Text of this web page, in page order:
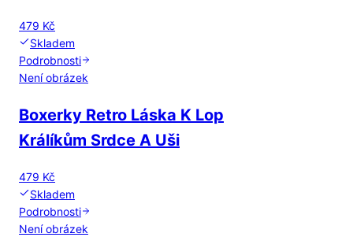
479 Kč
Skladem
Podrobnosti
Není obrázek
Boxerky Retro Láska K Lop
Králíkům Srdce A Uši
479 Kč
Skladem
Podrobnosti
Není obrázek